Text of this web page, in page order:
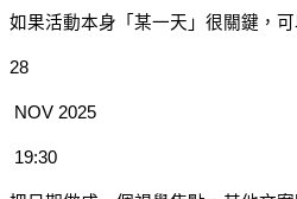
如果活動本身「某一天」很關鍵，
28
NOV 2025
19:30